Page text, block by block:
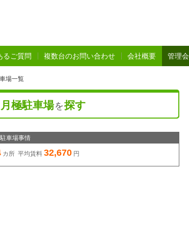
るご質問 複数台のお問い合わせ 会社概要 管理
場一覧
月極駐車場を探す
車場事情
カ所 平均賃料 32,670円